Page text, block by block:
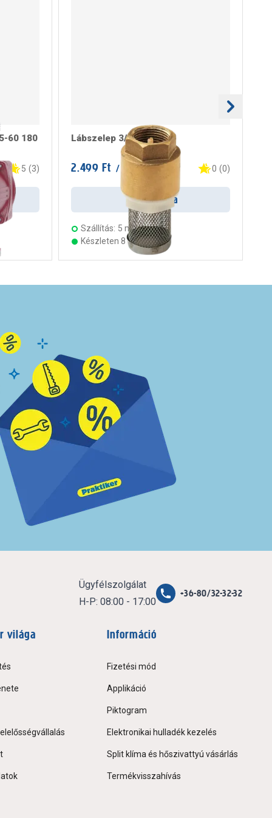
60 180
5 (3)
Lábszelep 3/4"
2.499 Ft / darab 0 (0)
Kosárba
Szállítás: 5 munkanap
Készleten 8 áruházban
Ügyfélszolgálat
H-P: 08:00 - 17:00
+36-80/32-32-32
világa Információ
Fizetési mód
Applikáció
Piktogram
Elektronikai hulladék kezelés
Split klíma és hőszivattyú vásárlás
Termékvisszahívás